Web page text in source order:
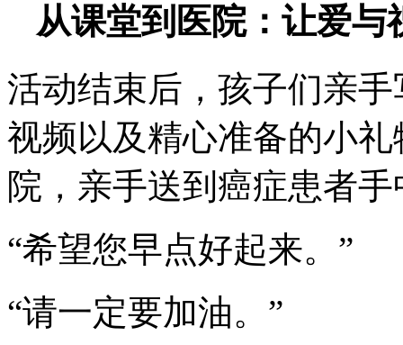
从课堂到医院：让爱
活动结束后，孩子们亲
视频以及精心准备的小
院，亲手送到癌症患者手
“希望您早点好起来。”
“请一定要加油。”